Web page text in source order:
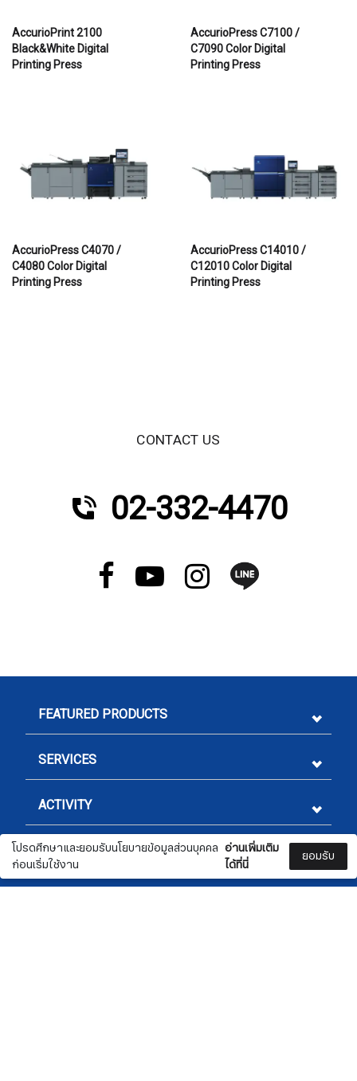
โปรดศึกษาและยอมรับนโยบายข้อมูลส่วนบุคคล
ก่อนเริ่มใช้งาน
อ่านเพิ่มเติม
ได้ที่นี่
ยอมรับ
AccurioPrint 2100
Black&White Digital
Printing Press
AccurioPress C7100 /
C7090 Color Digital
Printing Press
AccurioPress C4070 /
C4080 Color Digital
Printing Press
AccurioPress C14010 /
C12010 Color Digital
Printing Press
CONTACT US
02-332-4470
FEATURED PRODUCTS
SERVICES
ACTIVITY
LEGAL